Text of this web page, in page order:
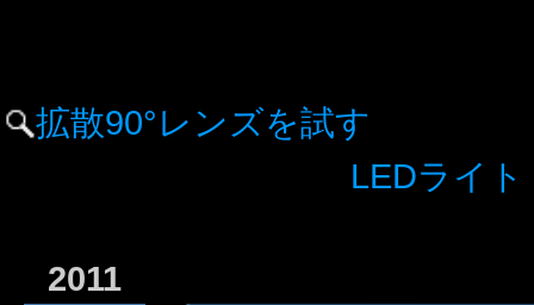
拡散90°レンズを試す
LEDライ
2011